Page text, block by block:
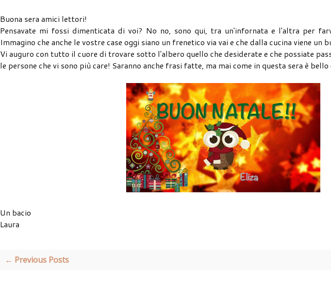
Buona sera amici lettori!
Pensavate mi fossi dimenticata di voi? No no, sono qui, tra un'infornata e l'altra per
Immagino che anche le vostre case oggi siano un frenetico via vai e che dalla cucina viene un
Vi auguro con tutto il cuore di trovare sotto l'albero quello che desiderate e che possiate
le persone che vi sono più care! Saranno anche frasi fatte, ma mai come in questa sera è
Un bacio
Laura
← Previous Posts